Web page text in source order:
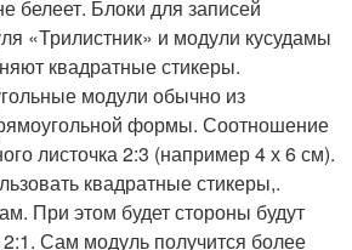
белеет. Блоки для записей
«Трилистник» и модули кусудамы
квадратные стикеры.
модули обычно из
формы. Соотношение
листочка 2:3 (например 4 х 6 см).
квадратные стикеры,.
При этом будет стороны будут
Сам модуль получится более